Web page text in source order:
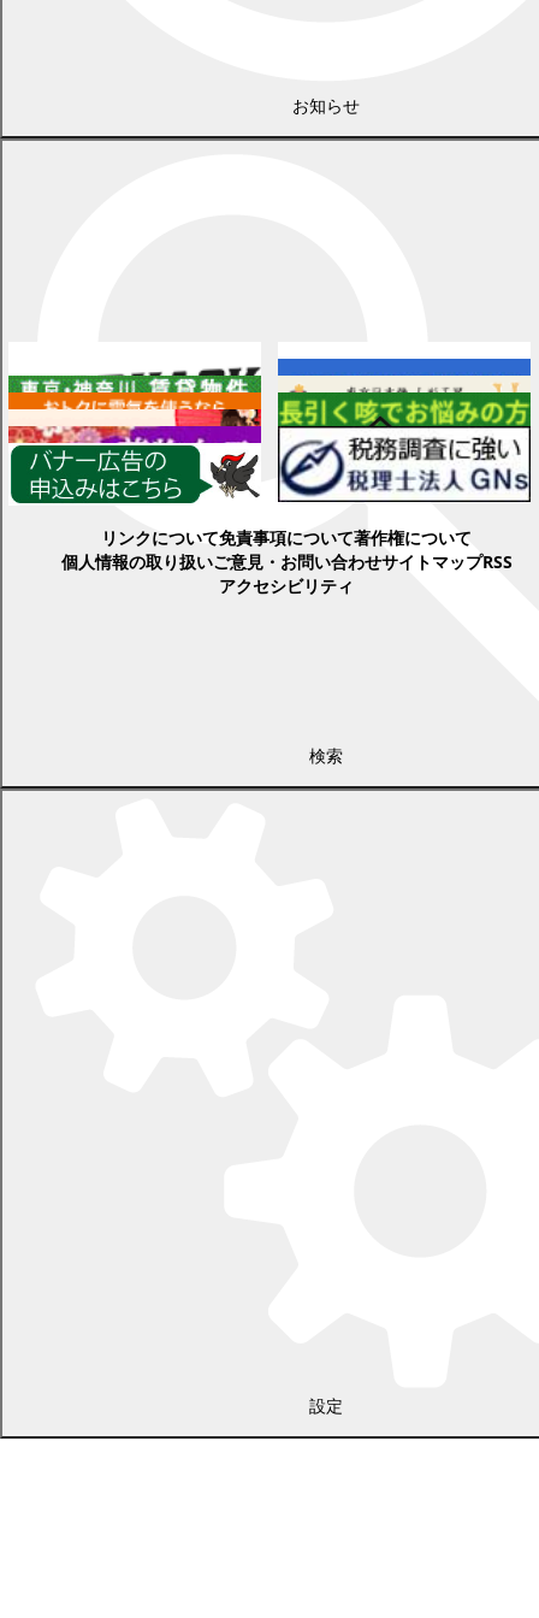
お知らせ
検索
設定
各種情報
リンクについて免責事項について著作権について
個人情報の取り扱いご意見・お問い合わせサイトマップRSS
アクセシビリティ